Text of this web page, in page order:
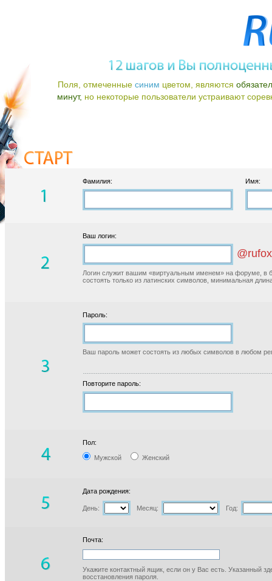
Поля, отмеченные синим цветом, являются
минут, но некоторые пользователи устраивают
Фамилия: Имя:
Ваш логин:
Логин служит вашим «виртуальным именем» на форуме, в
состоять только из латинских символов, минимальная
Пароль:
Ваш пароль может состоять из любых символов в любом
Повторите пароль:
Пол:
Мужской Женский
Дата рождения:
День: Месяц: Год:
Почта:
Укажите контактный ящик, если он у Вас есть. Указанный
восстановления пароля.